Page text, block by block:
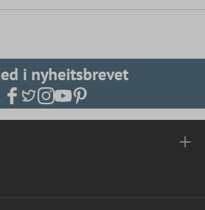
i nyheitsbrevet